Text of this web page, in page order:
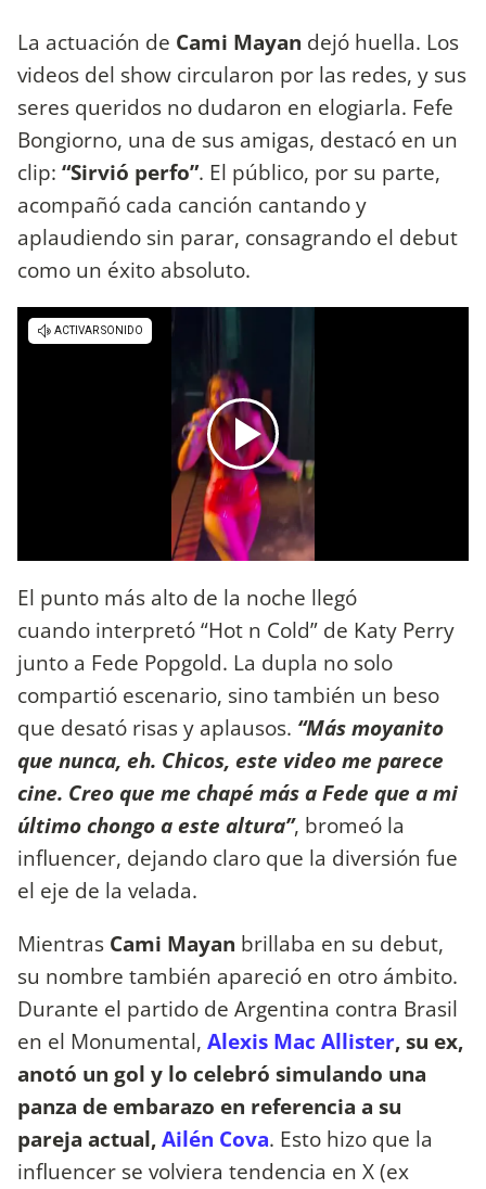
La actuación de Cami Mayan dejó huella. Los
videos del show circularon por las redes, y sus
seres queridos no dudaron en elogiarla. Fefe
Bongiorno, una de sus amigas, destacó en un
clip: “Sirvió perfo”. El público, por su parte,
acompañó cada canción cantando y
aplaudiendo sin parar, consagrando el debut
como un éxito absoluto.
El punto más alto de la noche llegó
cuando interpretó “Hot n Cold” de Katy Perry
junto a Fede Popgold. La dupla no solo
compartió escenario, sino también un beso
que desató risas y aplausos. “Más moyanito
que nunca, eh. Chicos, este video me parece
cine. Creo que me chapé más a Fede que a mi
último chongo a este altura”, bromeó la
influencer, dejando claro que la diversión fue
el eje de la velada.
Mientras Cami Mayan brillaba en su debut,
su nombre también apareció en otro ámbito.
Durante el partido de Argentina contra Brasil
en el Monumental, Alexis Mac Allister, su ex,
anotó un gol y lo celebró simulando una
panza de embarazo en referencia a su
pareja actual,Ailén Cova. Esto hizo que la
influencer se volviera tendencia en X (ex